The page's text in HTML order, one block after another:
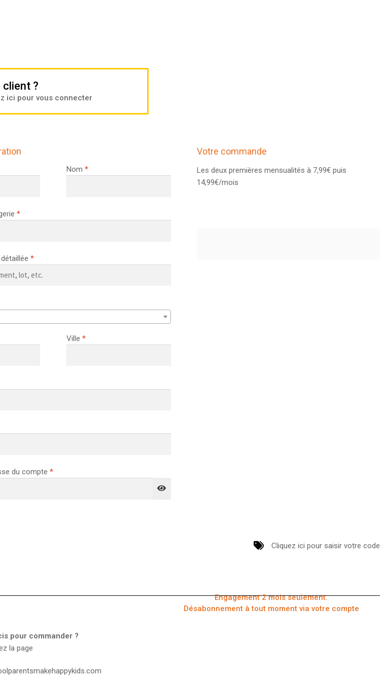
client ?
ici pour vous connecter
Cliquez ici pour saisir votre code
Nom *
*
détaillée *
Ville *
du compte *
Votre commande
Les deux premières mensualités à 7,99€ puis
14,99€/mois
Engagement 2 mois seulement.
Désabonnement à tout moment via votre compte
pour commander ?
la page